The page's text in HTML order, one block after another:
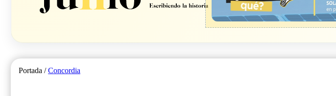
Portada /Concordia